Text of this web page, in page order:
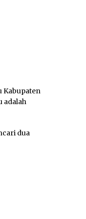
Kabupaten
adalah
dua